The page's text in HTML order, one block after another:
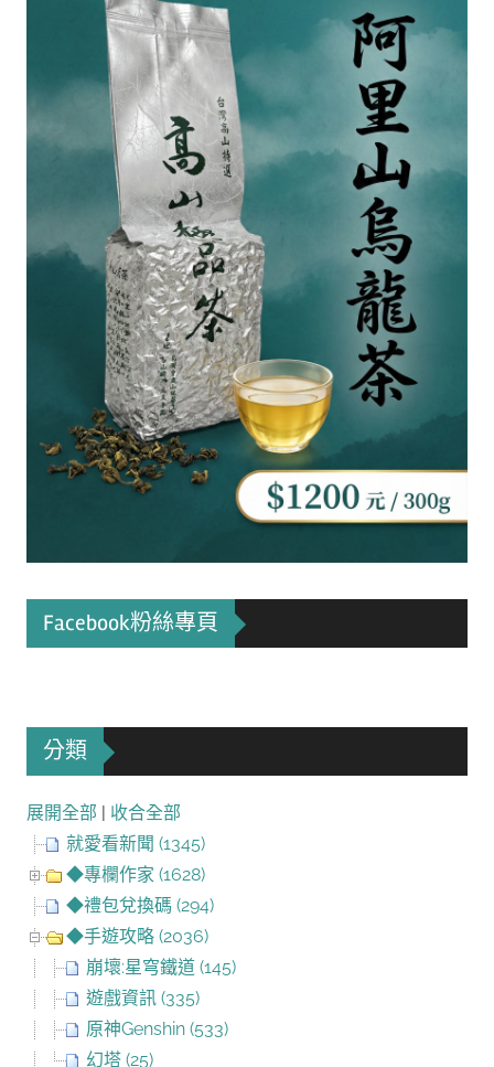
Facebook粉絲專頁
分類
展開全部 | 收合全部
就愛看新聞 (1345)
◆專欄作家 (1628)
◆禮包兌換碼 (294)
◆手遊攻略 (2036)
崩壞:星穹鐵道 (145)
遊戲資訊 (335)
原神Genshin (533)
幻塔 (25)